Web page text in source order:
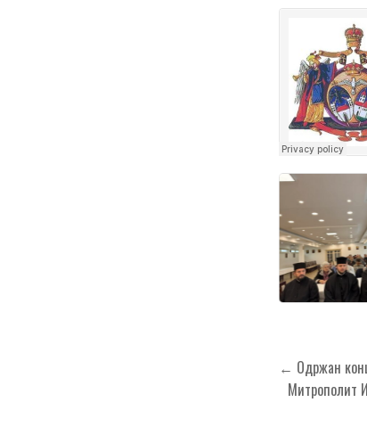
чланка
← Одржан
Митрополит